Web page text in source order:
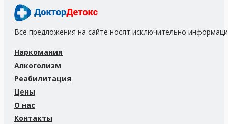
Все предложения на сайте носят исключительно
Наркомания
Алкоголизм
Реабилитация
Цены
О нас
Контакты